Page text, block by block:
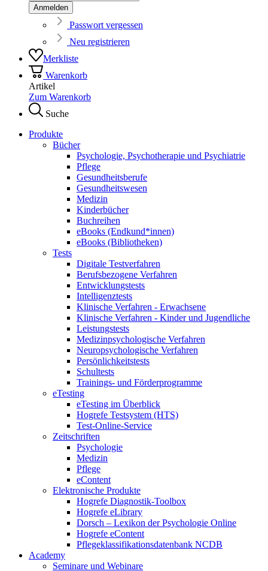
Anmelden
Passwort vergessen
Neu registrieren
Merkliste
Warenkorb
Artikel
Zum Warenkorb
Suche
Produkte
Bücher
Psychologie, Psychotherapie und Psychiatrie
Pflege
Gesundheitsberufe
Gesundheitswesen
Medizin
Kinderbücher
Buchreihen
eBooks (Endkund*innen)
eBooks (Bibliotheken)
Tests
Digitale Testverfahren
Berufsbezogene Verfahren
Entwicklungstests
Intelligenztests
Klinische Verfahren - Erwachsene
Klinische Verfahren - Kinder und Jugendliche
Leistungstests
Medizinpsychologische Verfahren
Neuropsychologische Verfahren
Persönlichkeitstests
Schultests
Trainings- und Förderprogramme
eTesting
eTesting im Überblick
Hogrefe Testsystem (HTS)
Test-Online-Service
Zeitschriften
Psychologie
Medizin
Pflege
eContent
Elektronische Produkte
Hogrefe Diagnostik-Toolbox
Hogrefe eLibrary
Dorsch – Lexikon der Psychologie Online
Hogrefe eContent
Pflegeklassifikationsdatenbank NCDB
Academy
Seminare und Webinare